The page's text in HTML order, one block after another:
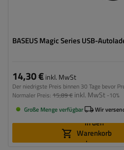
BASEUS Magic Series USB-
14,30 €inkl. MwSt
Der niedrigste Preis binnen 30 Tage bevor
Normaler Preis: 15,89 € inkl. MwSt -10%
Große Menge verfügbar
Wir
In den
Warenkorb
legen